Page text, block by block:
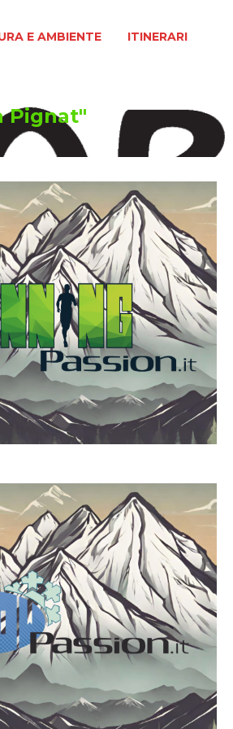
E AMBIENTE ITINERARI
Pignat"